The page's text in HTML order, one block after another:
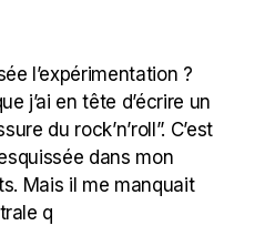
l’expérimentation ?
j’ai en tête d’écrire un
du rock’n’roll”. C’est
dans mon
Mais il me manquait
q